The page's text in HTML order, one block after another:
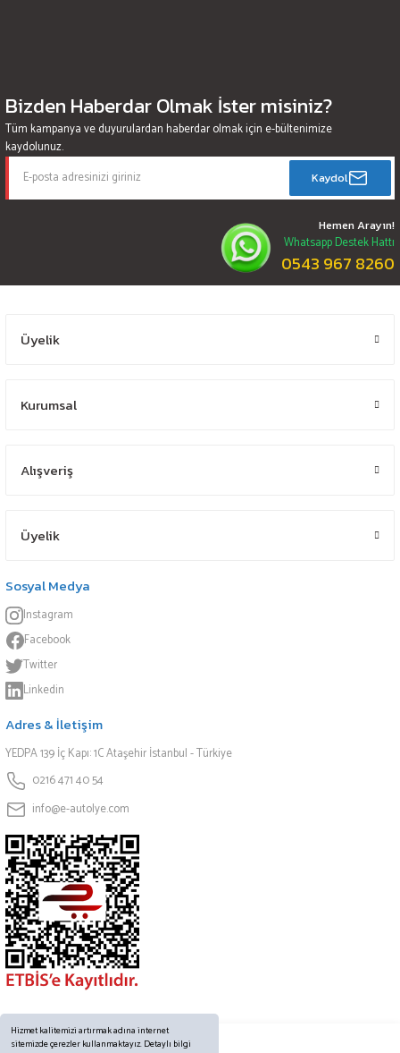
Hizmet kalitemizi artırmak adına internet
sitemizde çerezler kullanmaktayız. Detaylı bilgi
Bizden Haberdar Olmak İster misiniz?
Tüm kampanya ve duyurulardan haberdar olmak için e-bültenimize
kaydolunuz.
Kaydol
Hemen Arayın!
Whatsapp Destek Hattı
0543 967 8260
Üyelik
Kurumsal
Alışveriş
Üyelik
Sosyal Medya
Instagram
Facebook
Twitter
Linkedin
Adres & İletişim
YEDPA 139 İç Kapı: 1C Ataşehir İstanbul - Türkiye
0216 471 40 54
info@e-autolye.com